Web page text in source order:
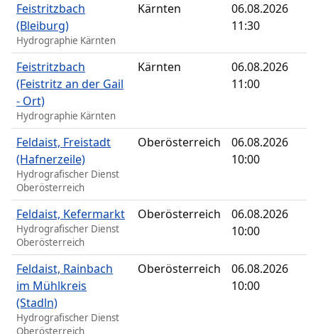
Feistritzbach
(Bleiburg)
Hydrographie Kärnten
Kärnten
06.08.2026
11:30
Feistritzbach
(Feistritz an der Gail
- Ort)
Hydrographie Kärnten
Kärnten
06.08.2026
11:00
Feldaist, Freistadt
(Hafnerzeile)
Hydrografischer Dienst
Oberösterreich
Oberösterreich
06.08.2026
10:00
Feldaist, Kefermarkt
Hydrografischer Dienst
Oberösterreich
Oberösterreich
06.08.2026
10:00
Feldaist, Rainbach
im Mühlkreis
(Stadln)
Hydrografischer Dienst
Oberösterreich
Oberösterreich
06.08.2026
10:00